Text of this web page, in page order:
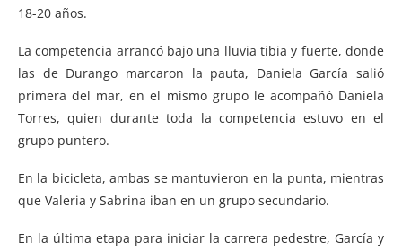
18-20 años.
La competencia arrancó bajo una lluvia tibia y fuerte, donde
las de Durango marcaron la pauta, Daniela García salió
primera del mar, en el mismo grupo le acompañó Daniela
Torres, quien durante toda la competencia estuvo en el
grupo puntero.
En la bicicleta, ambas se mantuvieron en la punta, mientras
que Valeria y Sabrina iban en un grupo secundario.
En la última etapa para iniciar la carrera pedestre, García y